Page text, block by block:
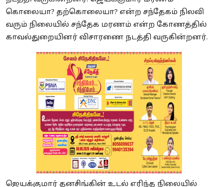
கொலையா? தற்கொலையா? என்ற சந்தேகம் நிலவி
வரும் நிலையில் சந்தேக மரணம் என்ற கோணத்தில்
காவல்துறையினர் விசாரணை நடத்தி வருகின்றனர்.
ஜெயக்குமார் தனசிங்கின் உடல் எரிந்த நிலையில்